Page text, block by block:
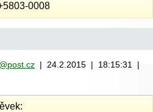
0008
| 24.2.2015 | 18:15:31 |